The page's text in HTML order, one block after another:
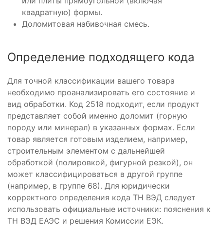
квадратную) формы.
Доломитовая набивочная смесь.
Определение подходящего кода
Для точной классификации вашего товара
необходимо проанализировать его состояние и
вид обработки. Код 2518 подходит, если продукт
представляет собой именно доломит (горную
породу или минерал) в указанных формах. Если
товар является готовым изделием, например,
строительным элементом с дальнейшей
обработкой (полировкой, фигурной резкой), он
может классифицироваться в другой группе
(например, в группе 68). Для юридически
корректного определения кода ТН ВЭД следует
использовать официальные источники: пояснения к
ТН ВЭД ЕАЭС и решения Комиссии ЕЭК.